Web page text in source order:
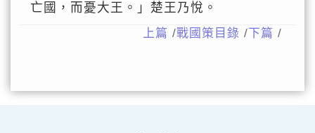
亡國，而憂大王。」楚王乃悅。
上篇 /戰國策目錄 /下篇 /